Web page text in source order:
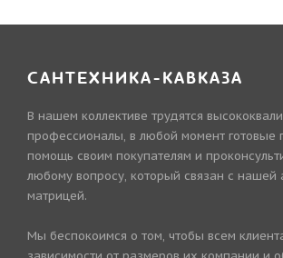
САНТЕХНИКА-КАВКАЗА
В нашем коллективе трудятся
профессионалы, в любой момент готовые
помощь своим покупателям и
любому вопросу, который связан с нашей
матрицей.
Мы беспокоимся о том, чтобы всем